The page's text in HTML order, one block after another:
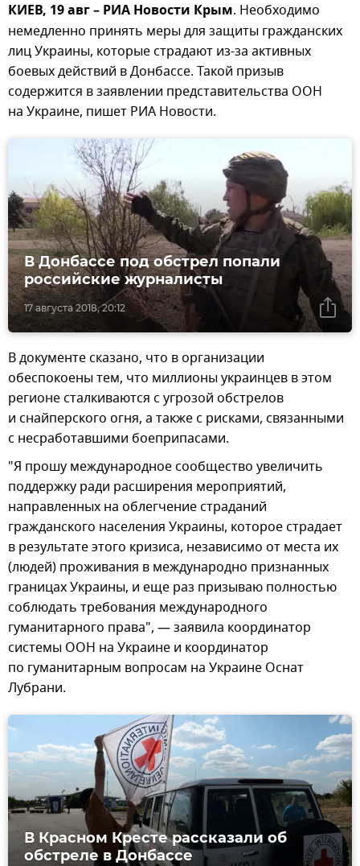
КИЕВ, 19 авг – РИА Новости Крым. Необходимо
немедленно принять меры для защиты гражданских
лиц Украины, которые страдают из-за активных
боевых действий в Донбассе. Такой призыв
содержится в заявлении представительства ООН
на Украине, пишет РИА Новости.
17 августа 2018, 20:12
В Донбассе под обстрел попали
российские журналисты
В документе сказано, что в организации
обеспокоены тем, что миллионы украинцев в этом
регионе сталкиваются с угрозой обстрелов
и снайперского огня, а также с рисками, связанными
с несработавшими боеприпасами.
"Я прошу международное сообщество увеличить
поддержку ради расширения мероприятий,
направленных на облегчение страданий
гражданского населения Украины, которое страдает
в результате этого кризиса, независимо от места их
(людей) проживания в международно признанных
границах Украины, и еще раз призываю полностью
соблюдать требования международного
гуманитарного права", — заявила координатор
системы ООН на Украине и координатор
по гуманитарным вопросам на Украине Оснат
Лубрани.
В Красном Кресте рассказали об
обстреле в Донбассе